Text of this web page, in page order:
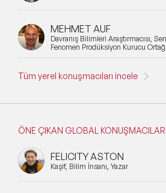
MEHMET AUF
Davranış Bilimleri Araştırmacısı,
Fenomen Prodüksiyon Kurucu Ortağı
Tüm yerel konuşmacıları incele
ÖNE ÇIKAN GLOBAL KONUŞMACILAR
FELICITY ASTON
Kaşif, Bilim İnsanı, Yazar